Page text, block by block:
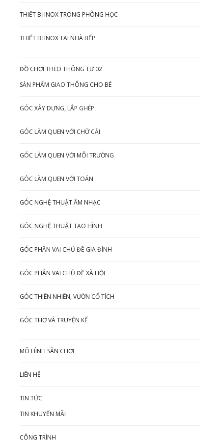
THIẾT BỊ INOX TRONG PHÒNG HỌC
THIẾT BỊ INOX TẠI NHÀ BẾP
ĐỒ CHƠI THEO THÔNG TƯ 02
SẢN PHẨM GIAO THÔNG CHO BÉ
GÓC XÂY DỰNG, LẮP GHÉP
GÓC LÀM QUEN VỚI CHỮ CÁI
GÓC LÀM QUEN VỚI MÔI TRƯỜNG
GÓC LÀM QUEN VỚI TOÁN
GÓC NGHỆ THUẬT ÂM NHẠC
GÓC NGHỆ THUẬT TẠO HÌNH
GÓC PHÂN VAI CHỦ ĐỀ GIA ĐÌNH
GÓC PHÂN VAI CHỦ ĐỀ XÃ HỘI
GÓC THIÊN NHIÊN, VƯỜN CỔ TÍCH
GÓC THƠ VÀ TRUYỆN KỂ
MÔ HÌNH SÂN CHƠI
LIÊN HỆ
TIN TỨC
TIN KHUYẾN MÃI
CÔNG TRÌNH